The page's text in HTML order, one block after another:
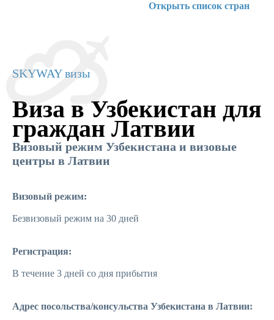
Открыть список стран
SKYWAY визы
Виза в Узбекистан для
граждан Латвии
Визовый режим Узбекистана и визовые
центры в Латвии
Визовый режим:
Безвизовый режим на 30 дней
Регистрация:
В течение 3 дней со дня прибытия
Адрес посольства/консульства Узбекистана в Латвии: